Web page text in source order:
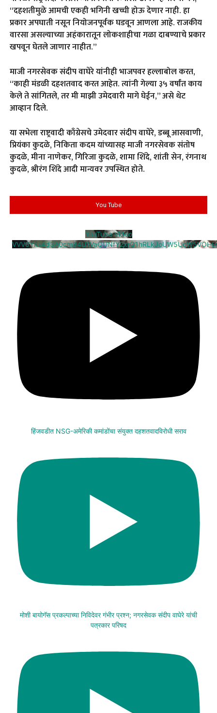
“दहशतीमुळे आमची एकही भगिनी खच्ची होऊ देणार नाही. हा
प्रकार अपघाती नसून नियोजनपूर्वक घडवून आणला आहे. राजकीय
वारसा असल्याच्या अहंकारातून लोकशाहीचा गळा दाबण्याचे प्रकार
खपवून घेतले जाणार नाहीत.”
माजी नगरसेवक संदीप वाघेरे यांनीही भाजपवर हल्लाबोल करत,
“काही मंडळी दहशतवाद करत आहेत. त्यांनी गेल्या ३५ वर्षांत काय
केले ते सांगितले, तर मी माझी उमेदवारी मागे घेईन,” असे थेट
आव्हान दिले.
या सभेला राष्ट्रवादी काँग्रेसचे उमेदवार संदीप वाघेरे, डब्बू आसवाणी,
प्रियंका कुदळे, निकिता कदम यांच्यासह माजी नगरसेवक संतोष
कुदळे, मीना नाणेकर, गिरिजा कुदळे, शामा शिंदे, शांती सेन, रंगनाथ
कुदळे, श्रीरंग शिंदे आदी मान्यवर उपस्थित होते.
You Tube
YouTube Video
हिंजवडीत NSG-अमेरिकी कमांडोंचा संयुक्त दहशतवादविरोधी सराव
मोशी बायोगॅस प्रकल्पाच्या निविदेवर गंभीर प्रश्न; नगरसेवक संदीप वाघेरे यांची
पत्रकार परिषद